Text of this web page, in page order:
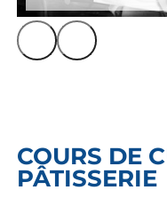
COURS DE
PÂTISSERIE